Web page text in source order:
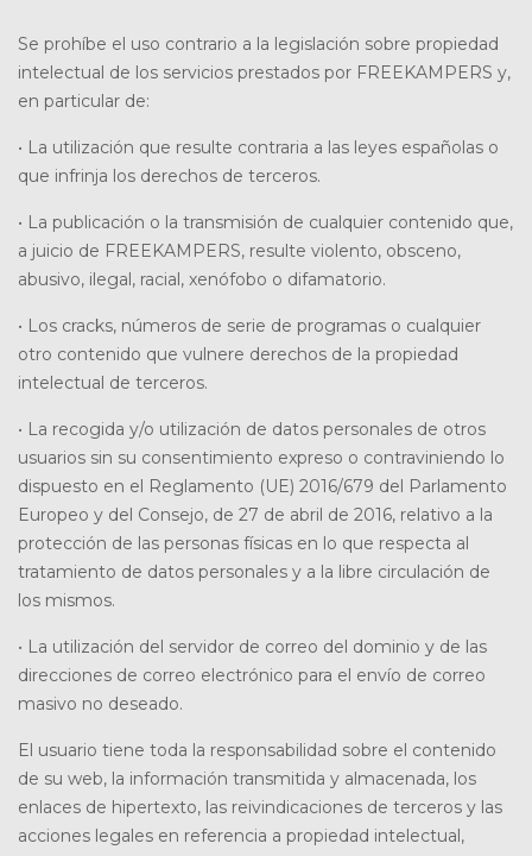
Se prohíbe el uso contrario a la legislación sobre propiedad
intelectual de los servicios prestados por FREEKAMPERS y,
en particular de:
• La utilización que resulte contraria a las leyes españolas o
que infrinja los derechos de terceros.
• La publicación o la transmisión de cualquier contenido que,
a juicio de FREEKAMPERS, resulte violento, obsceno,
abusivo, ilegal, racial, xenófobo o difamatorio.
• Los cracks, números de serie de programas o cualquier
otro contenido que vulnere derechos de la propiedad
intelectual de terceros.
• La recogida y/o utilización de datos personales de otros
usuarios sin su consentimiento expreso o contraviniendo lo
dispuesto en el Reglamento (UE) 2016/679 del Parlamento
Europeo y del Consejo, de 27 de abril de 2016, relativo a la
protección de las personas físicas en lo que respecta al
tratamiento de datos personales y a la libre circulación de
los mismos.
• La utilización del servidor de correo del dominio y de las
direcciones de correo electrónico para el envío de correo
masivo no deseado.
El usuario tiene toda la responsabilidad sobre el contenido
de su web, la información transmitida y almacenada, los
enlaces de hipertexto, las reivindicaciones de terceros y las
acciones legales en referencia a propiedad intelectual,